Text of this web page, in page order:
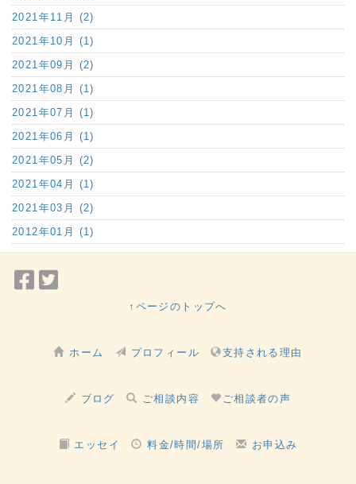
2021年11月 (2)
2021年10月 (1)
2021年09月 (2)
2021年08月 (1)
2021年07月 (1)
2021年06月 (1)
2021年05月 (2)
2021年04月 (1)
2021年03月 (2)
2012年01月 (1)
Facebook
ェ
↑ページのトップへ
ホーム プロフィール 支持される理由
ブログ ご相談内容 ご相談者の声
エッセイ 料金/時間/場所 お申込み